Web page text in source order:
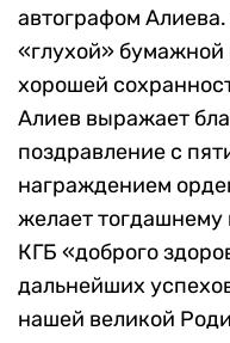
автографом
«глухой» бумажной
хорошей
Алиев выражает
поздравление с
награждением
желает тогдашнему
КГБ «доброго
дальнейших
нашей великой